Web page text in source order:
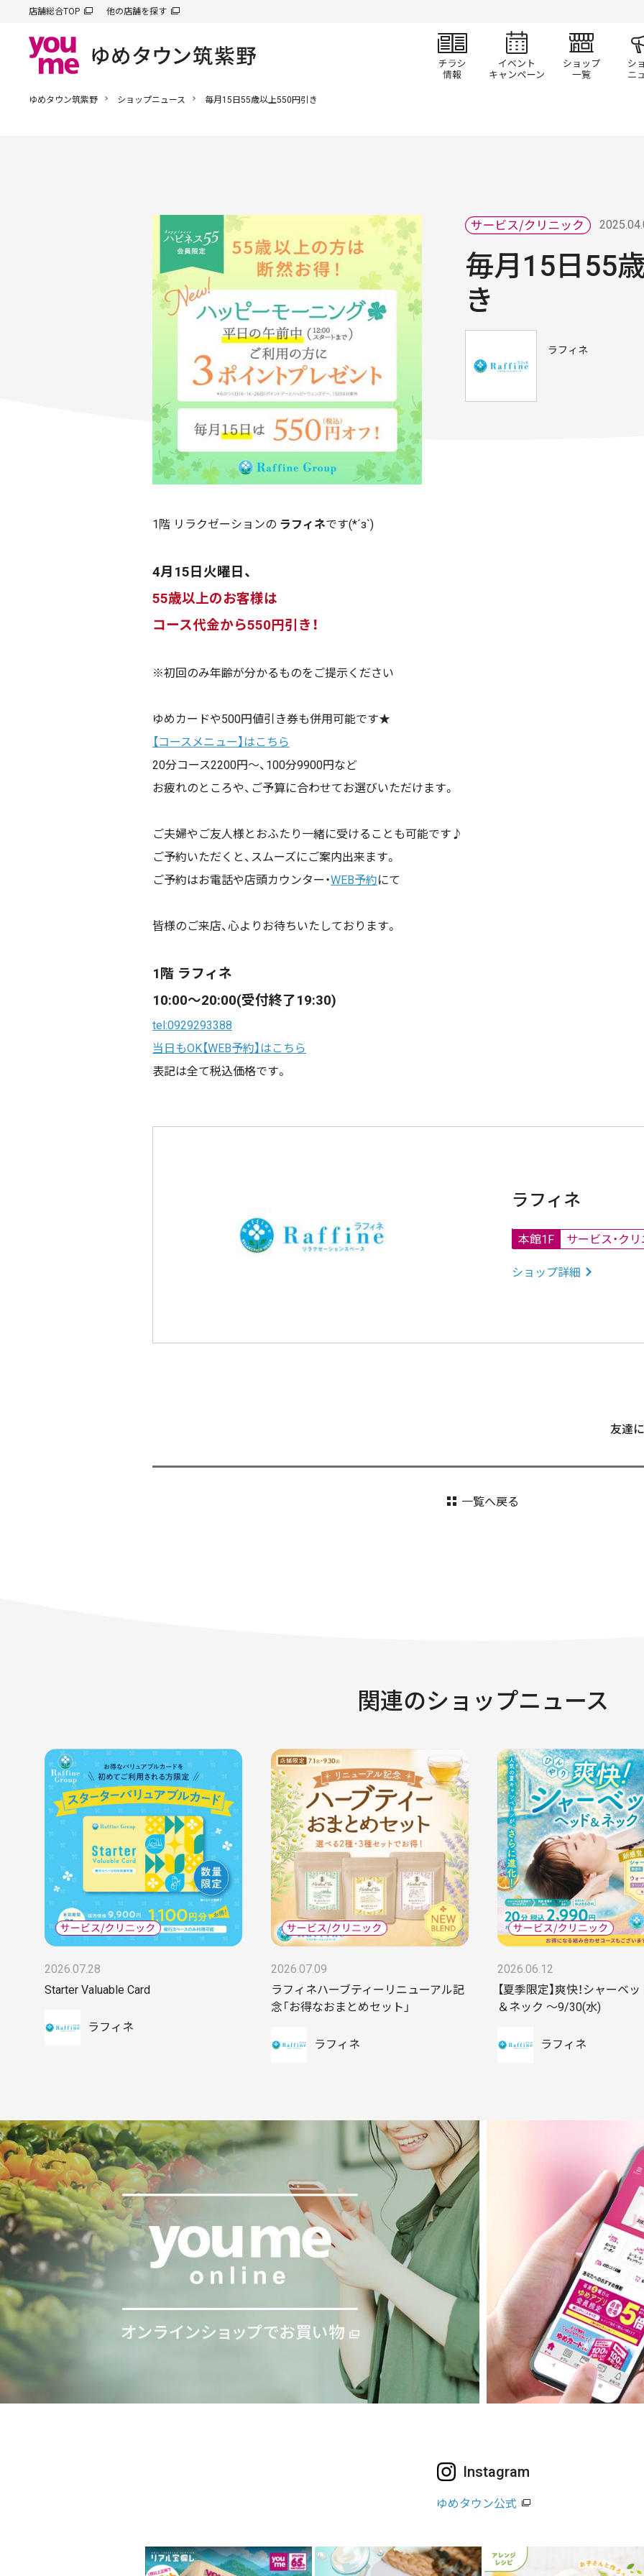
店舗総合TOP 他の店舗を探す
チラシ情報 イベント/キャンペ
ショ
ゆめタウン筑紫野 ショップニュース 毎月15日55歳以上550円引き
毎月15日55
き
ラフィネ
1階 リラクゼーションの ラフィネです(*´з`)
4月15日火曜日、
55歳以上のお客様は
コース代金から550円引き！
※初回のみ年齢が分かるものをご提示ください
ゆめカードや500円値引き券も併用可能です★
【コースメニュー】はこちら
20分コース2200円～、100分9900円など
お疲れのところや、ご予算に合わせてお選びいただけます。
ご夫婦やご友人様とおふたり一緒に受けることも可能です♪
ご予約いただくと、スムーズにご案内出来ます。
ご予約はお電話や店頭カウンター・WEB予約にて
皆様のご来店、心よりお待ちいたしております。
1階 ラフィネ
10:00～20:00(受付終了19:30)
tel:0929293388
当日もOK【WEB予約】はこちら
表記は全て税込価格です。
ラフィネ
本館1F サービス・ク
ショップ詳細
友達
一覧へ戻る
関連のショップニュース
2026.07.28
Starter Valuable Card
ラフィネ
2026.07.09
ラフィネハーブティーリニューアル記
念「お得なおまとめセット」
ラフィネ
2026.06.12
【夏季限定】爽快！シャーベ
＆ネック ～9/30(水)
ラフィネ
Instagram
ゆめタウン公式